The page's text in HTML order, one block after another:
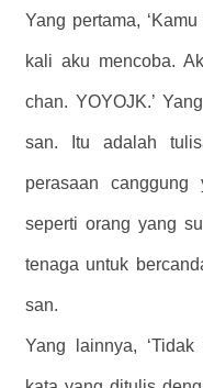
Yang pertama,
kali aku mencoba.
chan. YOYOJK.’
san. Itu adalah
perasaan canggung
seperti orang yang
tenaga untuk
san.
Yang lainnya,